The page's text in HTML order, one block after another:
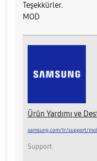
Teşekkürler.
MOD​
Ürün Yardımı ve
samsung.com/tr/support/
Support